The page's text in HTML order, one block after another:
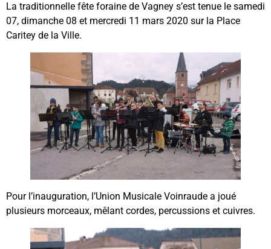
La traditionnelle fête foraine de Vagney s’est tenue le samedi
07, dimanche 08 et mercredi 11 mars 2020 sur la Place
Caritey de la Ville.
Pour l’inauguration, l’Union Musicale Voinraude a joué
plusieurs morceaux, mêlant cordes, percussions et cuivres.